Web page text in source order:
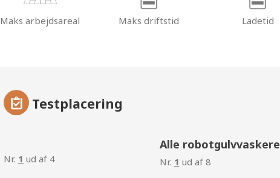
Maks arbejdsareal Maks driftstid Ladetid
Testplacering
Nr. 1 ud af 4
Alle robotgulvvaskere
Nr. 1 ud af 8